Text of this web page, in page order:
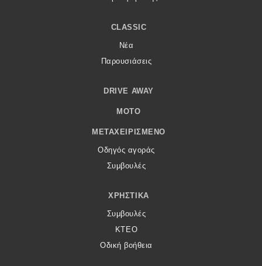
CLASSIC
Νέα
Παρουσιάσεις
DRIVE AWAY
MOTO
ΜΕΤΑΧΕΙΡΙΣΜΈΝΟ
Οδηγός αγοράς
Συμβουλές
ΧΡΗΣΤΙΚΆ
Συμβουλές
ΚΤΕΟ
Οδική βοήθεια